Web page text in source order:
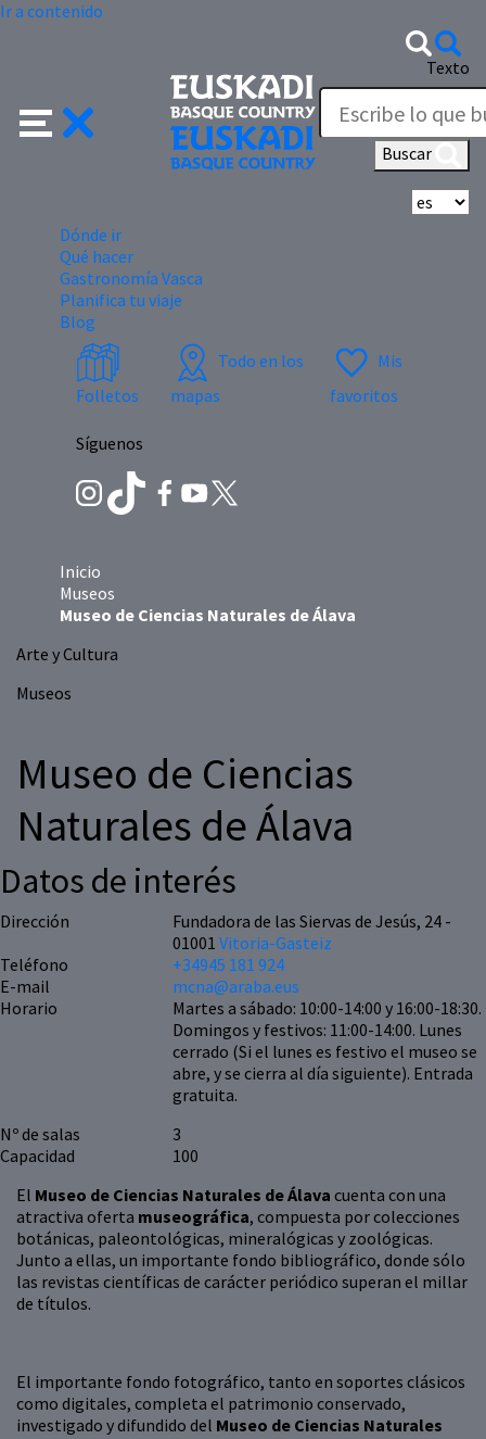
Ir a contenido
Texto
Buscar
Dónde ir
Qué hacer
Gastronomía Vasca
Planifica tu viaje
Blog
Folletos
Todo en los
mapas
Mis
favoritos
Síguenos
Inicio
Museos
Museo de Ciencias Naturales de Álava
Arte y Cultura
Museos
Museo de Ciencias
Naturales de Álava
El Museo de Ciencias Naturales de Álava cuenta con una
atractiva oferta museográfica, compuesta por colecciones
botánicas, paleontológicas, mineralógicas y zoológicas.
Junto a ellas, un importante fondo bibliográfico, donde sólo
las revistas científicas de carácter periódico superan el millar
de títulos.
El importante fondo fotográfico, tanto en soportes clásicos
como digitales, completa el patrimonio conservado,
investigado y difundido del Museo de Ciencias Naturales
Datos de interés
Dirección
Fundadora de las Siervas de Jesús, 24 -
01001Vitoria-Gasteiz
Teléfono
+34945 181 924
E-mail
mcna@araba.eus
Horario
Martes a sábado: 10:00-14:00 y 16:00-18:30.
Domingos y festivos: 11:00-14:00. Lunes
cerrado (Si el lunes es festivo el museo se
abre, y se cierra al día siguiente). Entrada
gratuita.
Nº de salas
3
Capacidad
100